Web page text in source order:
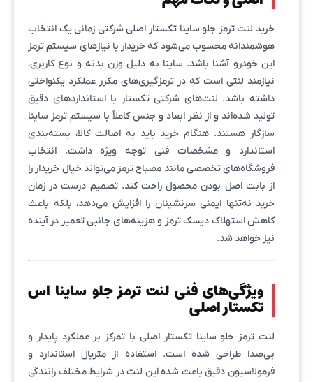
خرید لنت ترمز جلو ساینا تکستار اصلی شرکتی زمانی یک انتخاب
هوشمندانه محسوب می‌شود که خریدار با نیازهای سیستم ترمز
این خودرو آشنا باشد. ساینا به دلیل وزن بدنه و نوع کاربری،
نیازمند لنتی است که در ترمزگیری‌های مکرر عملکرد یکنواختی
داشته باشد. لنت‌های شرکتی تکستار با استانداردهای دقیق
تولید شده‌اند و از نظر ابعاد و جنس کاملاً با سیستم ترمز ساینا
سازگار هستند. هنگام خرید باید به اصالت کالا، بسته‌بندی
استاندارد و مشخصات فنی توجه ویژه داشت. انتخاب
فروشگاه‌های تخصصی مانند مصباح ترمز می‌تواند خیال خریدار را
از بابت اصل بودن محصول راحت کند. تصمیم درست در زمان
خرید نه‌تنها ایمنی سرنشینان را افزایش می‌دهد، بلکه باعث
کاهش استهلاک دیسک ترمز و هزینه‌های جانبی تعمیر در آینده
نیز خواهد شد.
ویژگی‌های فنی لنت ترمز جلو ساینا اس
تکستار اصلی
لنت ترمز جلو ساینا تکستار اصلی با تمرکز بر عملکرد پایدار و
بی‌صدا طراحی شده است. استفاده از متریال استاندارد و
فرمولاسیون دقیق باعث شده این لنت در شرایط مختلف رانندگی